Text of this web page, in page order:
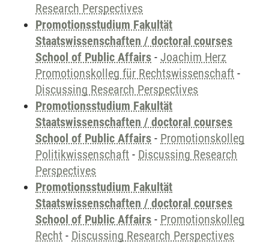
Research Perspectives
Promotionsstudium Fakultät
Staatswissenschaften / doctoral courses
School of Public Affairs - Joachim Herz
Promotionskolleg für Rechtswissenschaft -
Discussing Research Perspectives
Promotionsstudium Fakultät
Staatswissenschaften / doctoral courses
School of Public Affairs - Promotionskolleg
Politikwissenschaft - Discussing Research
Perspectives
Promotionsstudium Fakultät
Staatswissenschaften / doctoral courses
School of Public Affairs - Promotionskolleg
Recht - Discussing Research Perspectives